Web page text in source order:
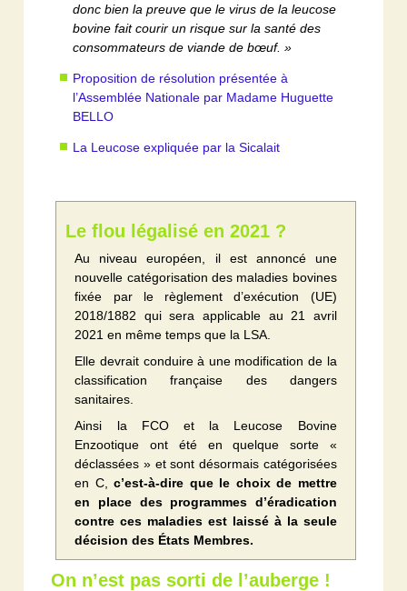
donc bien la preuve que le virus de la leucose
bovine fait courir un risque sur la santé des
consommateurs de viande de bœuf. »
Proposition de résolution présentée à
l’Assemblée Nationale par Madame Huguette
BELLO
La Leucose expliquée par la Sicalait
Le flou légalisé en 2021 ?
Au niveau européen, il est annoncé une
nouvelle catégorisation des maladies bovines
fixée par le règlement d’exécution (UE)
2018/1882 qui sera applicable au 21 avril
2021 en même temps que la LSA.
Elle devrait conduire à une modification de la
classification française des dangers
sanitaires.
Ainsi la FCO et la Leucose Bovine
Enzootique ont été en quelque sorte «
déclassées » et sont désormais catégorisées
en C,c’est-à-dire que le choix de mettre
en place des programmes d’éradication
contre ces maladies est laissé à la seule
décision des États Membres.
On n’est pas sorti de l’auberge !